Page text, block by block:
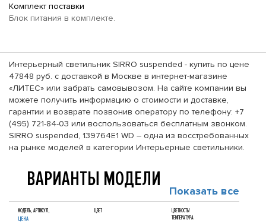
Комплект поставки
Блок питания в комплекте.
Интерьерный светильник SIRRO suspended - купить по цене
47848 руб. с доставкой в Москве в интернет-магазине
«ЛИТЕС» или забрать самовывозом. На сайте компании вы
можете получить информацию о стоимости и доставке,
гарантии и возврате позвонив оператору по телефону: +7
(495) 721-84-03 или воспользоваться бесплатным звонком.
SIRRO suspended, 139764E1 WD – одна из восстребованных
на рынке моделей в категории Интерьерные светильники.
ВАРИАНТЫ МОДЕЛИ Показать все
МОДЕЛЬ, АРТИКУЛ,
ЦЕНА
ЦВЕТ
ЦВЕТНОСТЬ/
ТЕМПЕРАТУРА